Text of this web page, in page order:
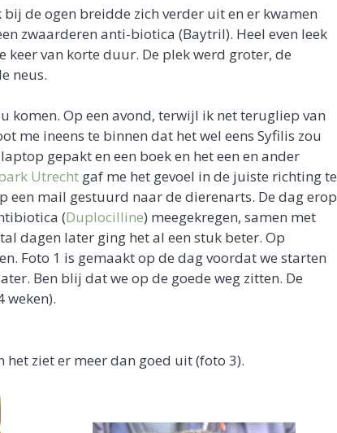
de ogen breidde zich verder uit en er kwamen
zwaarderen anti-biotica (Baytril). Heel even leek
keer van korte duur. De plek werd groter, de
neus.
komen. Op een avond, terwijl ik net terugliep van
me ineens te binnen dat het wel eens Syfilis zou
gepakt en een boek en het een en ander
Utrecht gaf me het gevoel in de juiste richting te
een mail gestuurd naar de dierenarts. De dag erop
(Duplocilline) meegekregen, samen met
dagen later ging het al een stuk beter. Op
Foto 1 is gemaakt op de dag voordat we starten
Ben blij dat we op de goede weg zitten. De
weken).
het ziet er meer dan goed uit (foto 3).